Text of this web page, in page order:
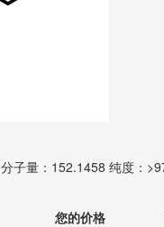
分子量：152.1458 纯度：
您的价格